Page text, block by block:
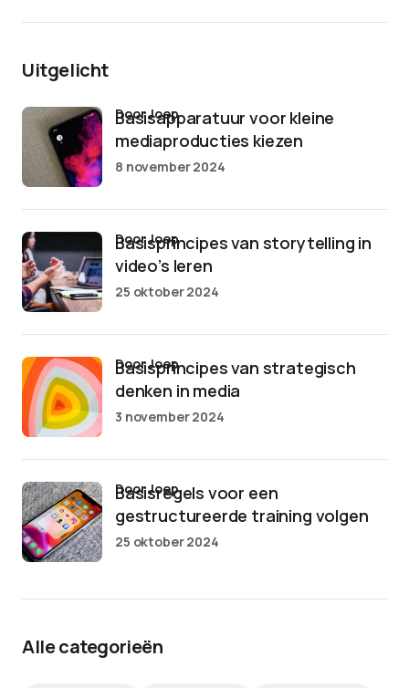
Uitgelicht
Basisapparatuur voor kleine
mediaproducties kiezen
door Joep
8 november 2024
Basisprincipes van storytelling in
video’s leren
door Joep
25 oktober 2024
Basisprincipes van strategisch
denken in media
door Joep
3 november 2024
Basisregels voor een
gestructureerde training volgen
door Joep
25 oktober 2024
Alle categorieën